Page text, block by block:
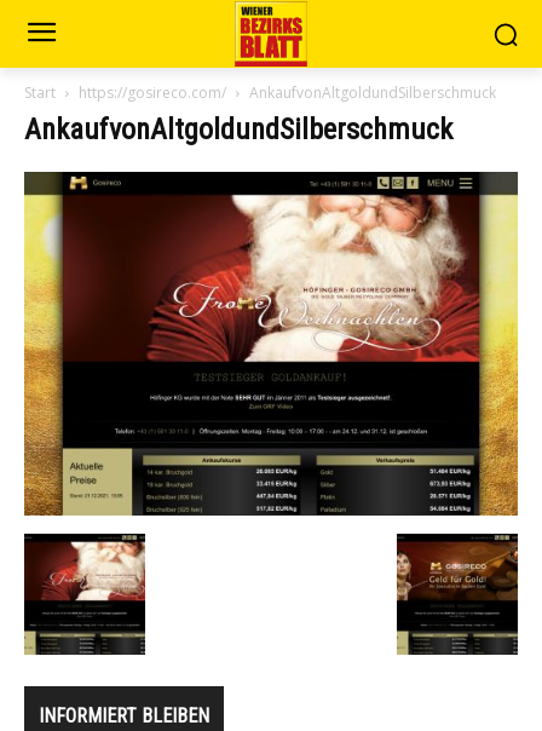
Start https://gosireco.com/ AnkaufvonAltgoldundSilberschmuck
AnkaufvonAltgoldundSilberschmuck
INFORMIERT BLEIBEN